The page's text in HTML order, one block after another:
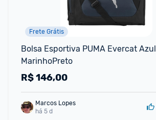
Frete Grátis
Bolsa Esportiva PUMA Evercat Azul
MarinhoPreto
R$146,00
Marcos Lopes
há 5 d